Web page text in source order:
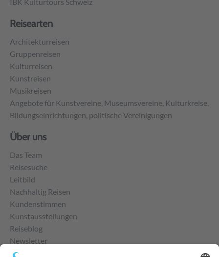
Reisearten
Architekturreisen
Gruppenreisen
Kulturreisen
Kunstreisen
Musikreisen
Angebote für Kunstvereine, Museumsvereine, Kulturkreise,
Bildungseinrichtungen, politische Vereinigungen
Über uns
Das Team
Reisesuche
Leitbild
Nachhaltig Reisen
Kundenstimmen
Kunstausstellungen
Reiseblog
Newsletter
Kontakt